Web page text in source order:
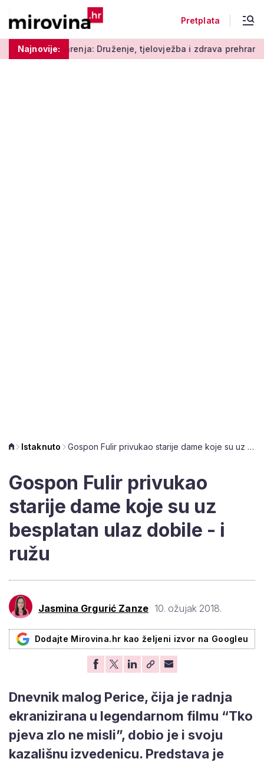
Pretplata
Najnovije:
Druženje, tjelovježba i zdrava prehrana za umirovljenike
Istaknuto Gospon Fulir privukao starije dame koje su uz besplatan ulaz dobile - i ružu
Gospon Fulir privukao
starije dame koje su uz
besplatan ulaz dobile - i
ružu
Jasmina Grgurić Zanze 10. ožujak 2018.
Dodajte Mirovina.hr kao željeni izvor na Googleu
Dnevnik malog Perice, čija je radnja
ekranizirana u legendarnom filmu “Tko
pjeva zlo ne misli”, dobio je i svoju
kazališnu izvedenicu. Predstava je